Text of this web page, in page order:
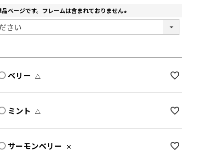
品ページです。フレームは含まれておりません
必
ベリー △
ミント △
サーモンベリー ×